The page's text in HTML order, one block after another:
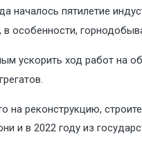
началось пятилетие
особенности,
ускорить ход работ на
на реконструкцию,
и в 2022 году из